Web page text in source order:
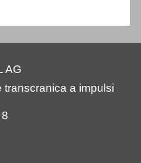
transcranica a impulsi